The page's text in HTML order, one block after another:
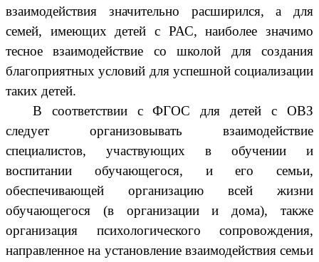
взаимодействия значительно расширился, а для
семей, имеющих детей с РАС, наиболее значимо
тесное взаимодействие со школой для создания
благоприятных условий для успешной социализации
таких детей.
В соответствии с ФГОС для детей с ОВЗ
следует организовывать взаимодействие
специалистов, участвующих в обучении и
воспитании обучающегося, и его семьи,
обеспечивающей организацию всей жизни
обучающегося (в организации и дома), также
организация психологического сопровождения,
направленное на установление взаимодействия семьи